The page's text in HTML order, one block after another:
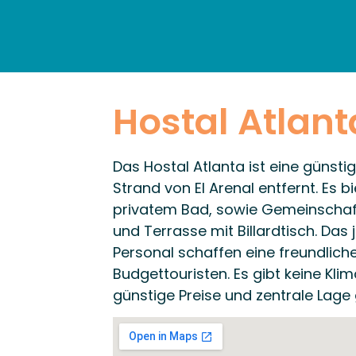
Hostal
Das Hostal Atlanta ist eine
Strand von El Arenal entfernt. Es
privatem Bad, sowie
und Terrasse mit Billardtisch.
Personal schaffen eine
Budgettouristen. Es gibt keine
günstige Preise und zentrale